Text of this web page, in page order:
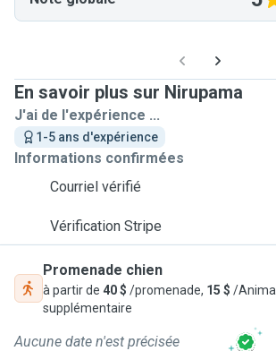
En savoir plus sur Nirupama
J'ai de l'expérience ...
1-5 ans d'expérience
Informations confirmées
Courriel vérifié
Vérification Stripe
Promenade chien
à partir de 40 $ /promenade, 15 $ /Animal
supplémentaire
Aucune date n'est précisée